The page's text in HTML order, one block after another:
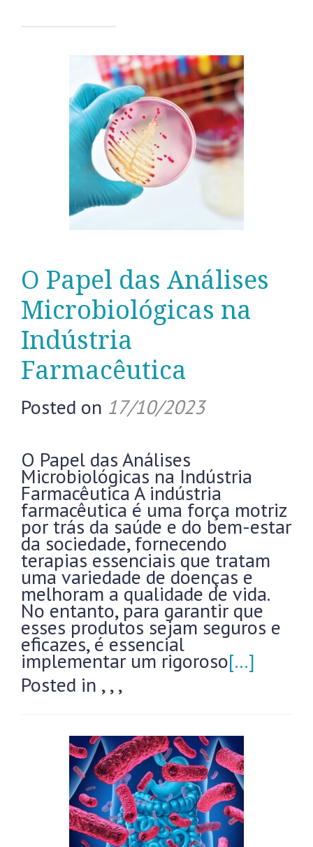
O Papel das Análises
Microbiológicas na
Indústria
Farmacêutica
Posted on 17/10/2023
O Papel das Análises
Microbiológicas na Indústria
Farmacêutica A indústria
farmacêutica é uma força motriz
por trás da saúde e do bem-estar
da sociedade, fornecendo
terapias essenciais que tratam
uma variedade de doenças e
melhoram a qualidade de vida.
No entanto, para garantir que
esses produtos sejam seguros e
eficazes, é essencial
implementar um rigoroso[…]
Posted in ,,,